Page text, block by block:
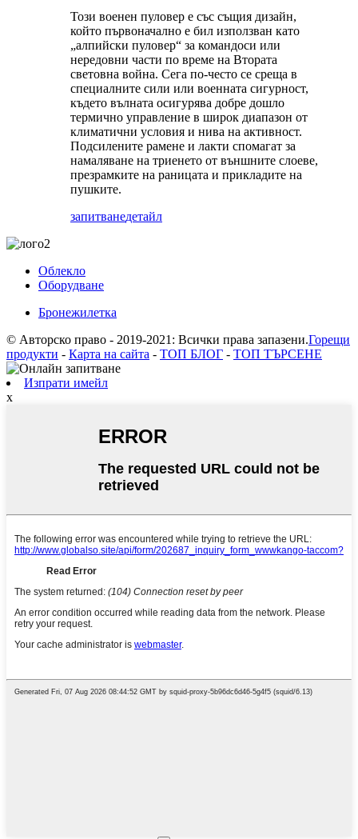
Този военен пуловер е със същия дизайн,
който първоначално е бил използван като
„алпийски пуловер“ за командоси или
нередовни части по време на Втората
световна война. Сега по-често се среща в
специалните сили или военната сигурност,
където вълната осигурява добре дошло
термично управление в широк диапазон от
климатични условия и нива на активност.
Подсилените рамене и лакти спомагат за
намаляване на триенето от външните слоеве,
презрамките на раницата и прикладите на
пушките.
запитванедетайл
Облекло
Оборудване
Бронежилетка
© Авторско право - 2019-2021: Всички права запазени.Горещи
продукти - Карта на сайта - ТОП БЛОГ - ТОП ТЪРСЕНЕ
Изпрати имейл
x